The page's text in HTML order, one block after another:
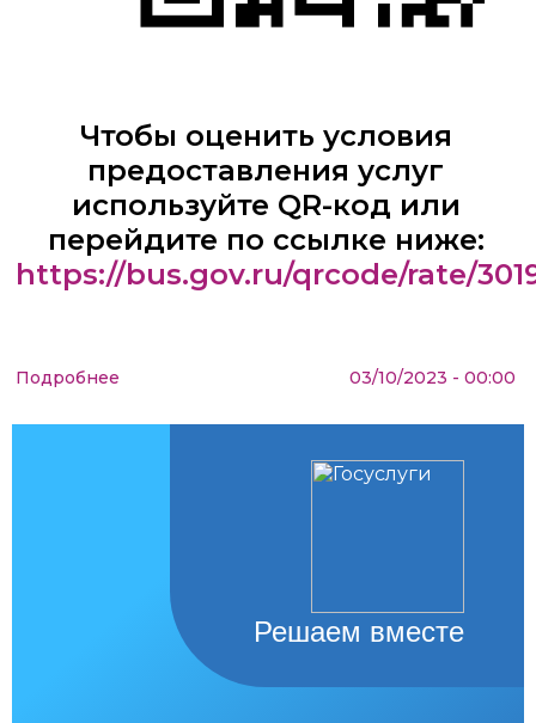
Решаем вместе
Чтобы оценить условия
предоставления услуг
используйте QR-код или
перейдите по ссылке ниже:
https://bus.gov.ru/qrcode/rate/
Подробнее 03/10/2023 - 00:00